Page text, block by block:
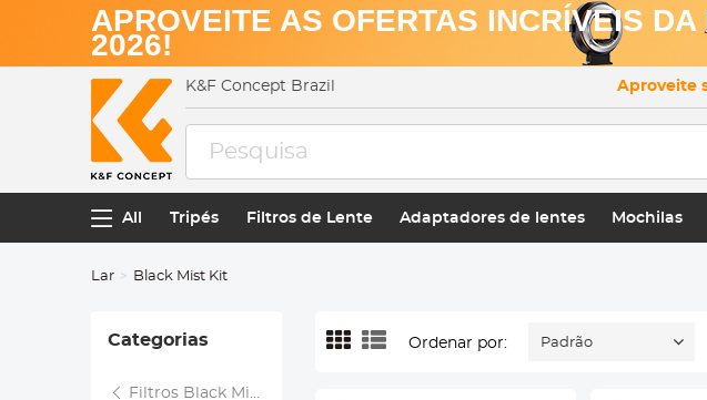
APROVEITE AS OFERTAS INCRÍVEIS
2026!
K&F Concept Brazil Aproveite
All Tripés Filtros de Lente Adaptadores de lentes Mochilas
Lar Black Mist Kit
Categorias
Filtros Black Mist
Ordenar por: Padrão